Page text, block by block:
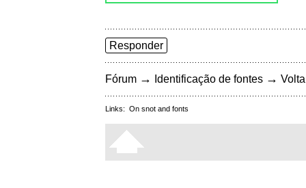
Responder
Fórum → Identificação de fontes →
Links: On snot and fonts